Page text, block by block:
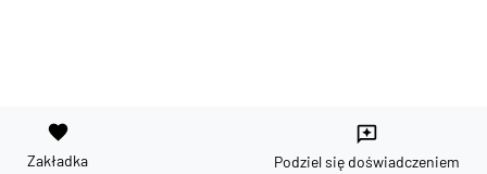
favorite
Zakładka
reviews
Podziel się doświadczeniem